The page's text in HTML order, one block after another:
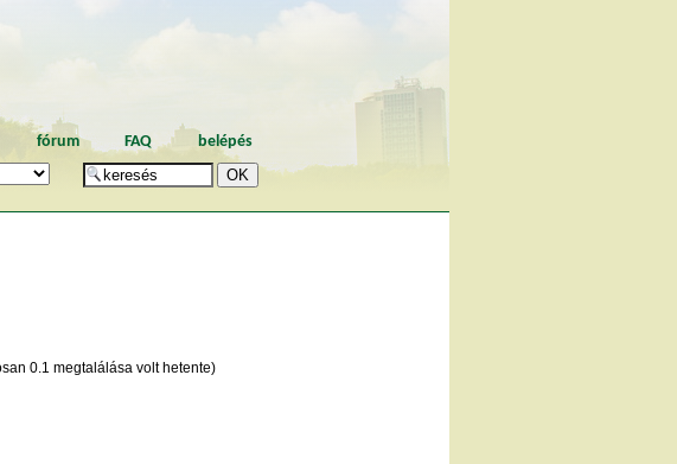
fórum FAQ belépés
0.1 megtalálása volt hetente)